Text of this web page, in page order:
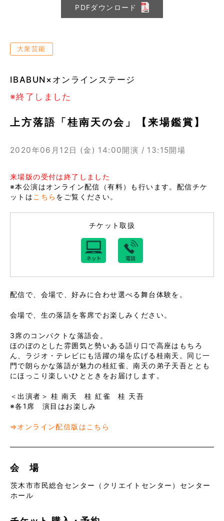
PDFダウンロード
大衆芸能
IBABUN×オンラインステージ
※終了しました
上方落語「桂南天の会」【来場鑑賞】
2020年06月12日 (金) 14:00開演 / 13:15開場
来場版の受付は終了しました
※本公演はオンライン配信（有料）も行います。配信チケ
ットは こちら をご覧ください。
チケット取扱
配信で、会場で、好みに合わせ選べる舞台体験を。
会場で、生の落語を客席でお楽しみください。
3席のコンパクトな落語会。
ほのぼのとした雰囲気と勢いある語り口で高座はもちろ
ん、ラジオ・テレビにも活躍の場を広げる桂南天。同じ一
門で朗らかな落語が魅力の桂紅雀、南天の弟子天吾ととも
にほっこり楽しいひとときをお届けします。
＜出演者＞ 桂 南天 桂 紅雀 桂 天吾
※各1席 演目はお楽しみ
⇒オンライン配信版はこちら
会 場
茨木市市民総合センター（クリエイトセンター）センター
ホール